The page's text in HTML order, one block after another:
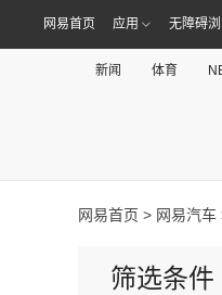
网易首页 应用 无障碍
新闻 体育
网易首页 > 网易汽车
筛选条件